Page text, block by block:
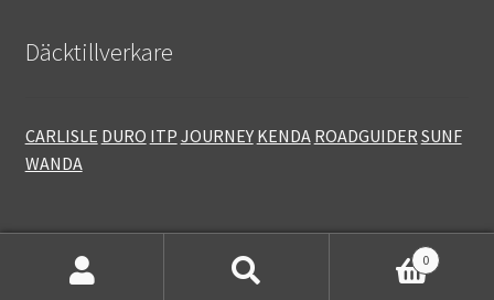
Däcktillverkare
CARLISLE DURO ITP JOURNEY KENDA ROADGUIDER SUNF
WANDA
0